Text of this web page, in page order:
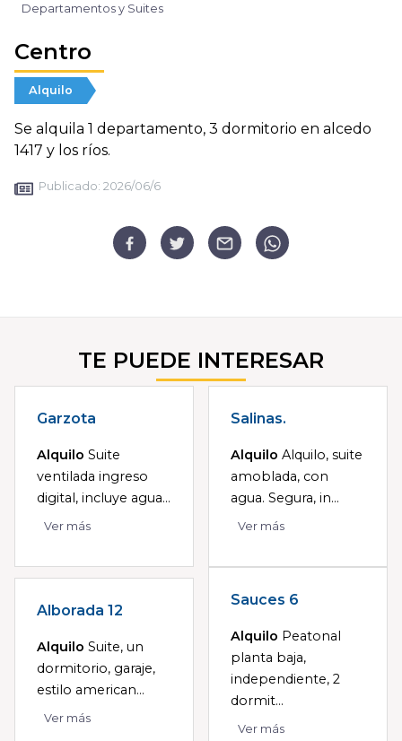
Departamentos y Suites
Centro
Alquilo
Se alquila 1 departamento, 3 dormitorio en alcedo
1417 y los ríos.
Publicado: 2026/06/6
TE PUEDE INTERESAR
Garzota
Alquilo Suite
ventilada ingreso
digital, incluye agua...
Ver más
Salinas.
Alquilo Alquilo, suite
amoblada, con
agua. Segura, in...
Ver más
Alborada 12
Alquilo Suite, un
dormitorio, garaje,
estilo american...
Ver más
Sauces 6
Alquilo Peatonal
planta baja,
independiente, 2
dormit...
Ver más